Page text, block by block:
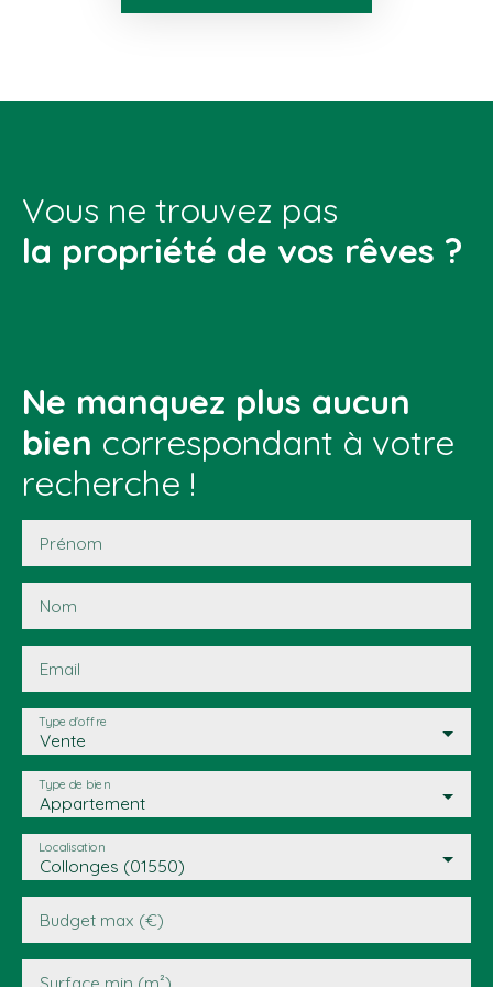
Vous ne trouvez pas
la propriété de vos rêves ?
Ne manquez plus aucun
bien correspondant à votre
recherche !
Prénom
Nom
Email
Vente
Type d'offre
Appartement
Type de bien
Collonges (01550)
Localisation
Budget max (€)
Surface min (m²)